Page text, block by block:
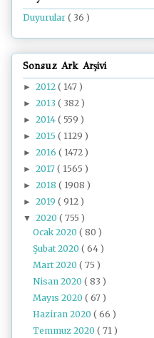
Duyurular ( 36 )
Sonsuz Ark Arşivi
► 2012 ( 147 )
► 2013 ( 382 )
► 2014 ( 559 )
► 2015 ( 1129 )
► 2016 ( 1472 )
► 2017 ( 1565 )
► 2018 ( 1908 )
► 2019 ( 912 )
▼ 2020 ( 755 )
Ocak 2020( 80 )
Şubat 2020( 64 )
Mart 2020( 75 )
Nisan 2020( 83 )
Mayıs 2020( 67 )
Haziran 2020( 66 )
Temmuz 2020( 71 )